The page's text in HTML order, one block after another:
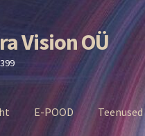
Vision OÜ
E-POOD Teenused